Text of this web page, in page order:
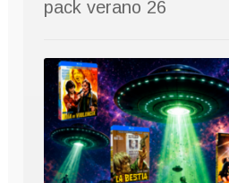
pack verano 26